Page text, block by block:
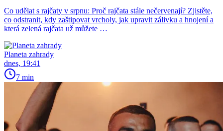
Co udělat s rajčaty v srpnu: Proč rajčata stále nečervenají? Zjistěte,
co odstranit, kdy zaštipovat vrcholy, jak upravit zálivku a hnojení a
která zelená rajčata už můžete …
Planeta zahrady
dnes, 19:41
7 min